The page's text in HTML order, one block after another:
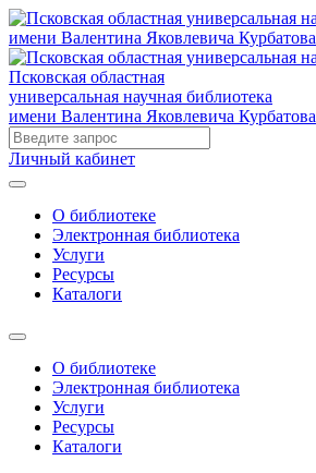
Псковская областная
универсальная научная библиотека
имени Валентина Яковлевича Курбатова
Личный кабинет
О библиотеке
Электронная библиотека
Услуги
Ресурсы
Каталоги
О библиотеке
Электронная библиотека
Услуги
Ресурсы
Каталоги